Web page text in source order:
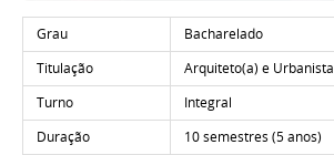
Grau
Bacharelado
Titulação
Arquiteto(a) e Urbanista
Turno
Integral
Duração
10 semestres (5 anos)